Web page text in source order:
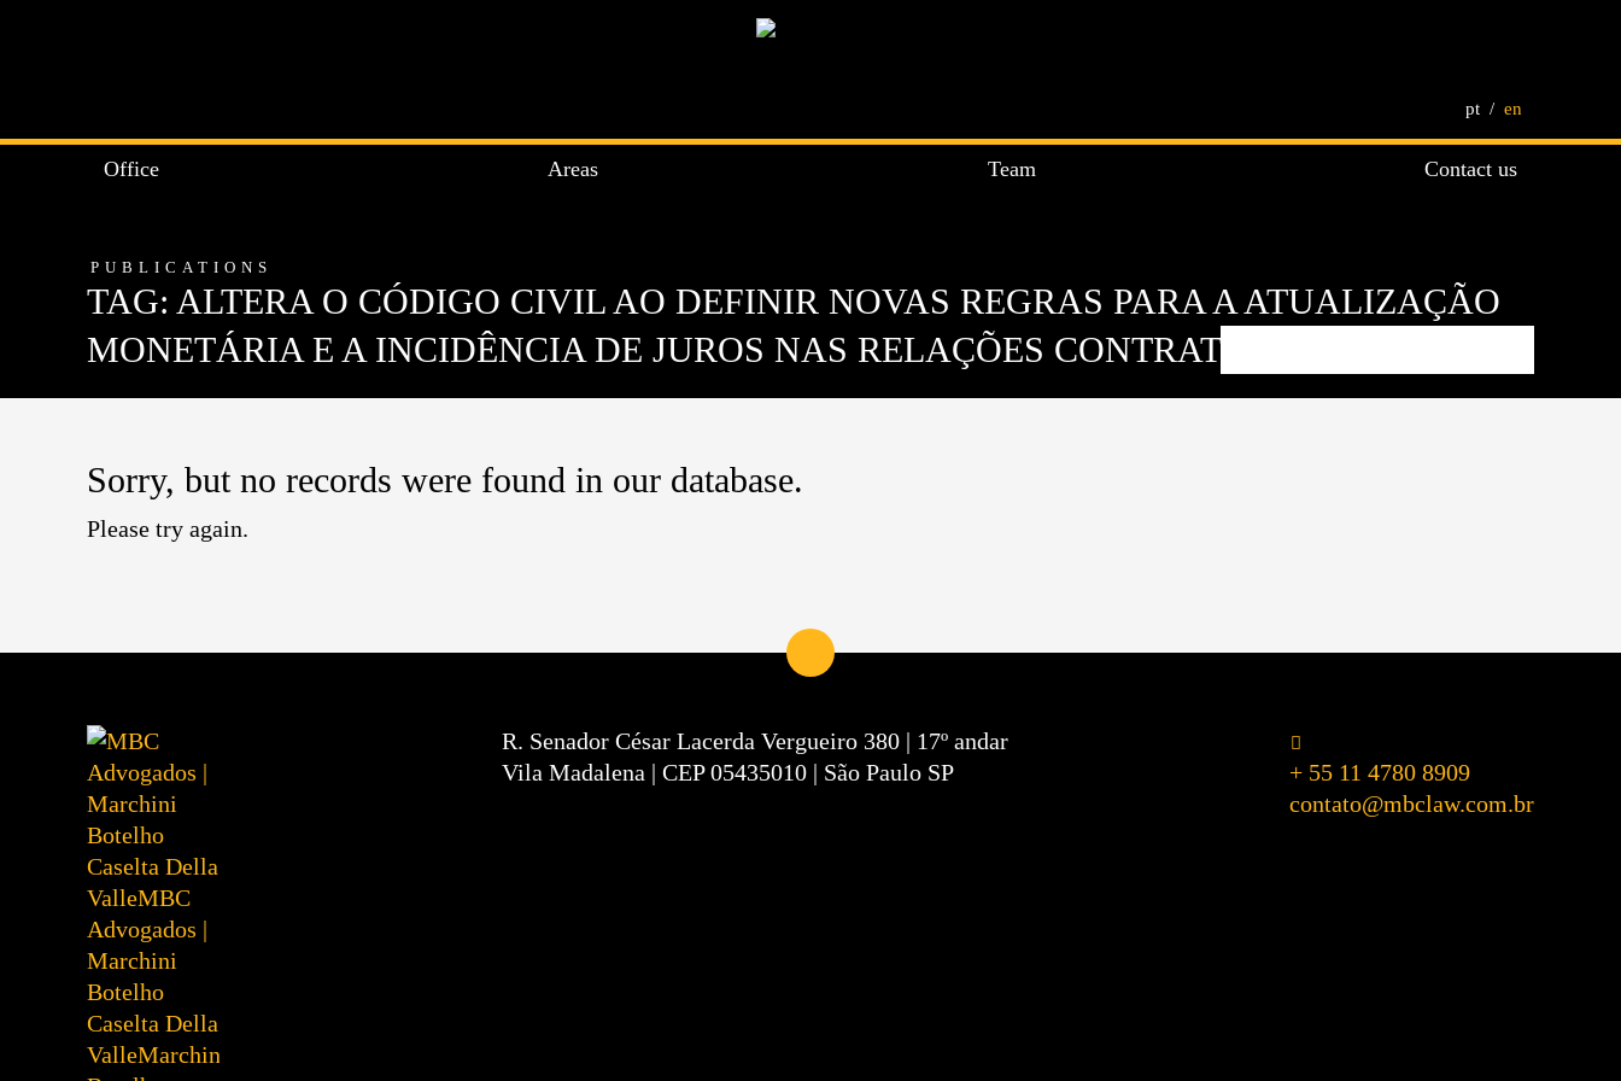
Office Areas Team Contact us
pt en
PUBLICATIONS
TAG: ALTERA O CÓDIGO CIVIL AO DEFINIR NOVAS REGRAS PARA A ATUALIZAÇÃO
MONETÁRIA E A INCIDÊNCIA DE JUROS NAS RELAÇÕES CONTRATUAIS
Sorry, but no records were found in our database.
Please try again.
R. Senador César Lacerda Vergueiro 380 | 17º andar
Vila Madalena | CEP 05435010 | São Paulo SP
+ 55 11 4780 8909
contato@mbclaw.com.br